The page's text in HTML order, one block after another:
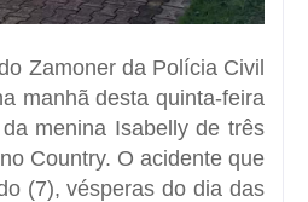
Zamoner da Polícia Civil
manhã desta quinta-feira
menina Isabelly de três
Country. O acidente que
(7), vésperas do dia das